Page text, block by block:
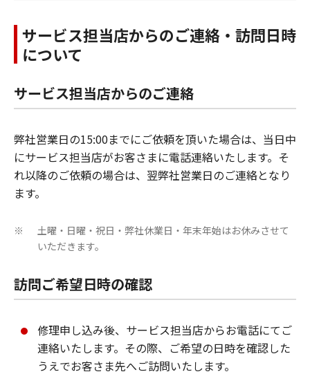
サービス担当店からのご連絡・訪問日時
について
サービス担当店からのご連絡
弊社営業日の15:00までにご依頼を頂いた場合は、当日中
にサービス担当店がお客さまに電話連絡いたします。そ
れ以降のご依頼の場合は、翌弊社営業日のご連絡となり
ます。
※
土曜・日曜・祝日・弊社休業日・年末年始はお休みさせて
いただきます。
訪問ご希望日時の確認
修理申し込み後、サービス担当店からお電話にてご
連絡いたします。その際、ご希望の日時を確認した
うえでお客さま先へご訪問いたします。